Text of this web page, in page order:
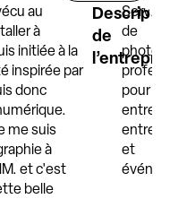
au
à
initiée à la
inspirée par
donc
me suis
à
et c'est
belle
de
Service
de
pour
et